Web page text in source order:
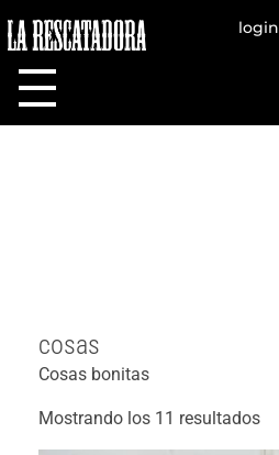
LA RESCATADORA
login
cosas
Cosas bonitas
Mostrando los 11 resultados